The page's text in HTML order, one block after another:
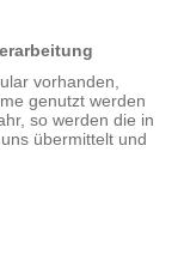
vorhanden,
genutzt werden
so werden die in
übermittelt und